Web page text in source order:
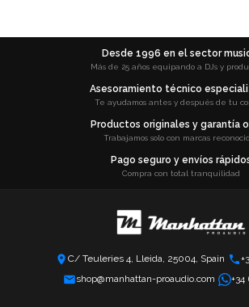
Desde 1996 en el sector
Más de 25 años equipando a DJs y
Asesoramiento técnico
Te ayudamos antes y después de tu
Productos originales y garantía
Trabajamos solo con marcas
Pago seguro y envíos
Compra con total tranquilidad
C/ Teuleries 4, Lleida, 25004, Spain
shop@manhattan-proaudio.com
+34